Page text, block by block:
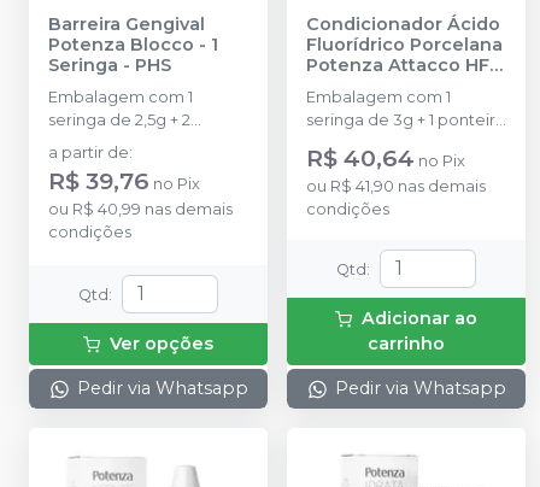
Barreira Gengival
Potenza Blocco - 1
Seringa - PHS
Embalagem com 1
seringa de 2,5g + 2
ponteiras aplicadoras +
instruções de uso.
a partir de:
R$ 39,76 no Pix
ou R$ 40,99 nas demais
condições
Qtd:
Ver opções
Pedir via Whatsapp
Condicionador Ácido
Fluorídrico Porcelana
Potenza Attacco HF
10%
-
Embalagem com 1
seringa de 3g + 1 ponteira
R$ 40,64 no Pix
ou R$ 41,90 nas demais
condições
Qtd:
Adicionar ao
carrinho
Pedir via Whatsapp